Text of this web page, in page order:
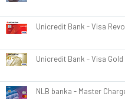
Unicredit Bank - Visa
Unicredit Bank - Visa
NLB banka - Master